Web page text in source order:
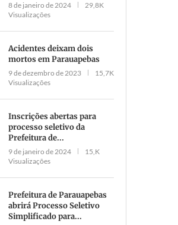
8 de janeiro de 2024
29,8K
Visualizações
Acidentes deixam dois
mortos em Parauapebas
9 de dezembro de 2023
15,7K
Visualizações
Inscrições abertas para
processo seletivo da
Prefeitura de...
9 de janeiro de 2024
15,K
Visualizações
Prefeitura de Parauapebas
abrirá Processo Seletivo
Simplificado para...